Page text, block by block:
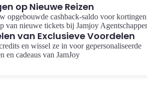
op Nieuwe Reizen
opgebouwde cashback-saldo voor
van nieuwe tickets bij Jamjoy
van Exclusieve Voordelen
en wissel ze in voor gepersonaliseerde
en cadeaus van JamJoy